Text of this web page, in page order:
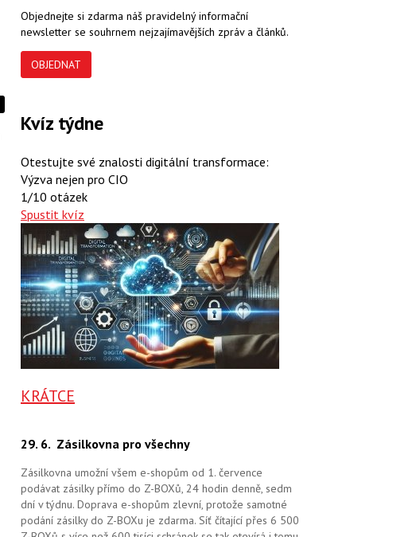
Objednejte si zdarma náš pravidelný informační
newsletter se souhrnem nejzajímavějších zpráv a článků.
OBJEDNAT
Kvíz týdne
Otestujte své znalosti digitální transformace:
Výzva nejen pro CIO
1/10 otázek
Spustit kvíz
KRÁTCE
29. 6. Zásilkovna pro všechny
Zásilkovna umožní všem e-shopům od 1. července
podávat zásilky přímo do Z-BOXů, 24 hodin denně, sedm
dní v týdnu. Doprava e-shopům zlevní, protože samotné
podání zásilky do Z-BOXu je zdarma. Síť čítající přes 6 500